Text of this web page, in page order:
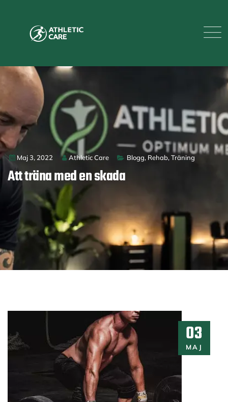
Maj 3, 2022 Athletic Care Blogg, Rehab,Träning
Att träna med en skada
03
MAJ